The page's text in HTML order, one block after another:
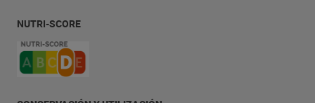
NUTRI-SCORE